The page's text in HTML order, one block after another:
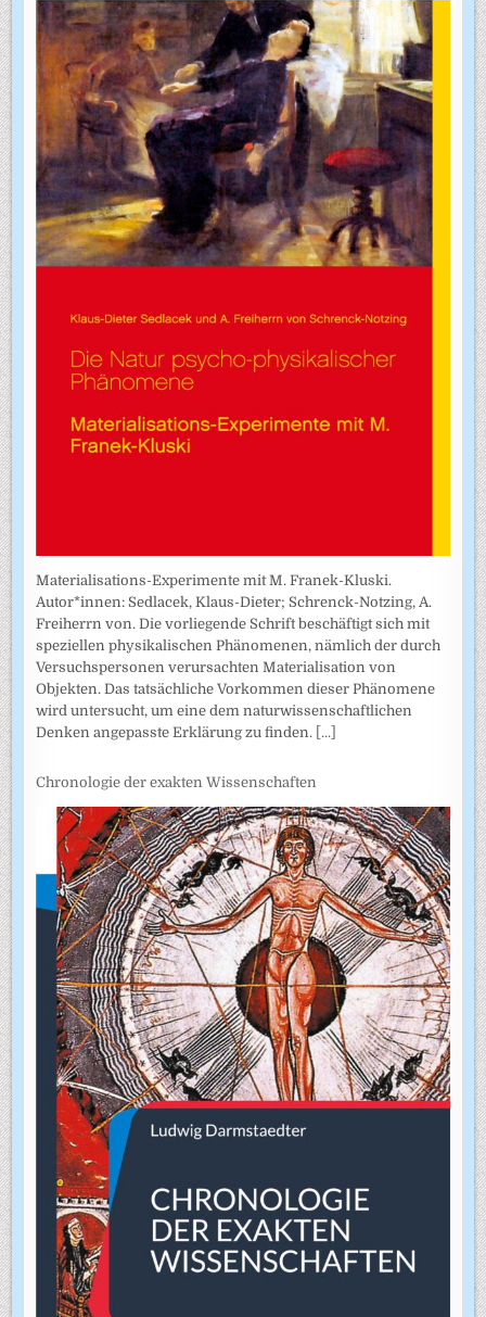
Materialisations-Experimente mit M. Franek-Kluski.
Autor*innen: Sedlacek, Klaus-Dieter; Schrenck-Notzing, A.
Freiherrn von. Die vorliegende Schrift beschäftigt sich mit
speziellen physikalischen Phänomenen, nämlich der durch
Versuchspersonen verursachten Materialisation von
Objekten. Das tatsächliche Vorkommen dieser Phänomene
wird untersucht, um eine dem naturwissenschaftlichen
Denken angepasste Erklärung zu finden. [...]
Chronologie der exakten Wissenschaften